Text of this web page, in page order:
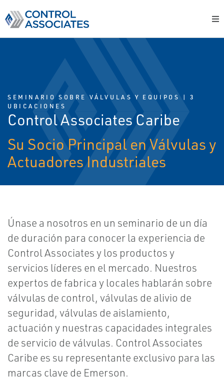
SEMINARIO SOBRE VÁLVULAS Y EQUIPOS | 3
UBICACIONES
Control Associates Caribe
Su Socio Principal en Válvulas y
Actuadores Industriales
Únase a nosotros en un seminario de un día
de duración para conocer la experiencia de
Control Associates y los productos y
servicios líderes en el mercado. Nuestros
expertos de fabrica y locales hablarán sobre
válvulas de control, válvulas de alivio de
seguridad, válvulas de aislamiento,
actuación y nuestras capacidades integrales
de servicio de válvulas. Control Associates
Caribe es su representante exclusivo para las
marcas clave de Emerson.